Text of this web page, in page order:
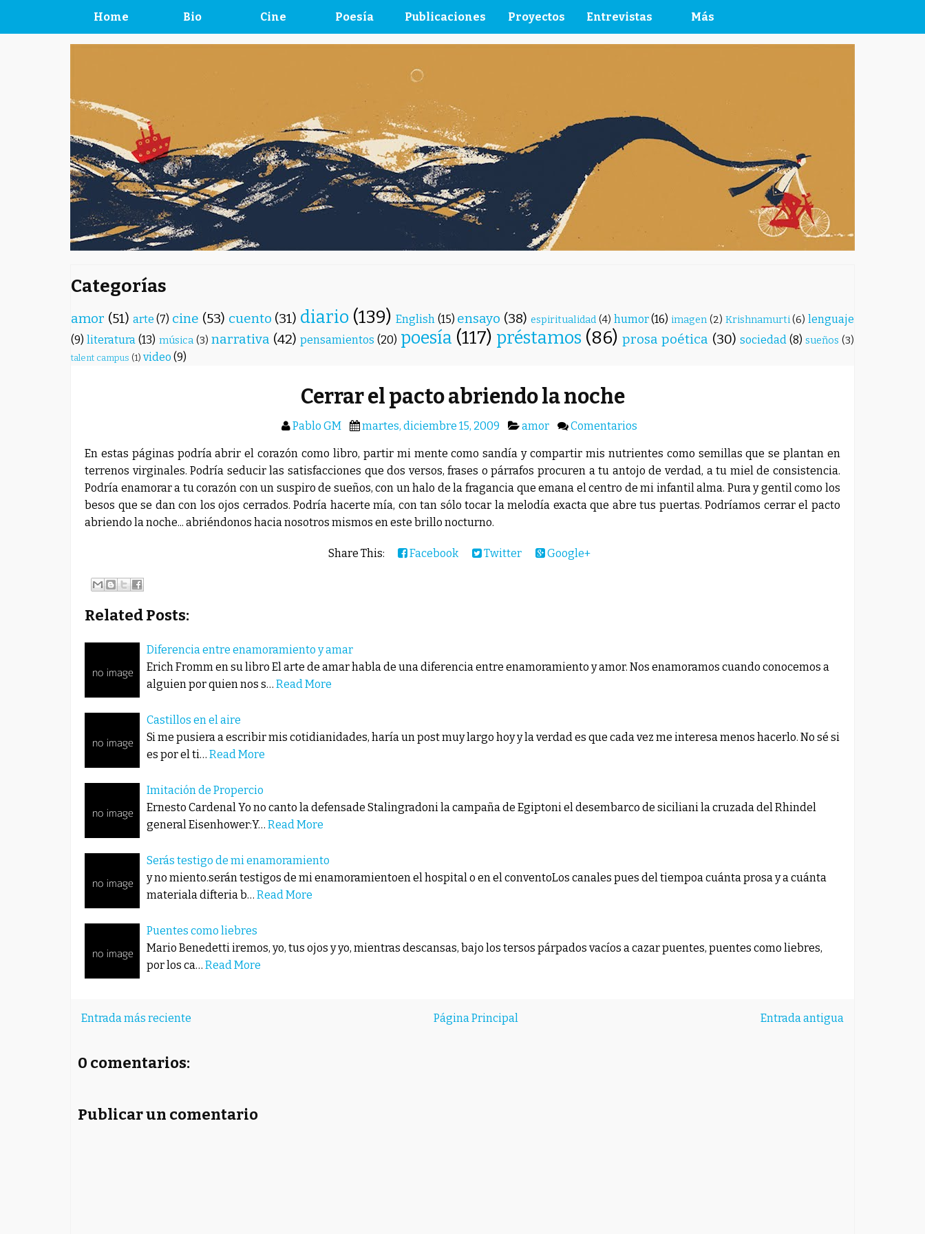
Home Bio Cine Poesía Publicaciones Proyectos Entrevistas Más
Categorías
amor (51) arte (7) cine (53) cuento (31) diario (139) English (15) ensayo (38) espiritualidad (4) humor(16) imagen (2) Krishnamurti (6) lenguaje
(9) literatura (13) música (3) narrativa (42) pensamientos (20) poesía (117) préstamos (86) prosa poética (30) sociedad (8) sueños (3)
talent campus (1) video (9)
Cerrar el pacto abriendo la noche
Pablo GM martes, diciembre 15, 2009 amor Comentarios
En estas páginas podría abrir el corazón como libro, partir mi mente como sandía y compartir mis nutrientes como semillas que se plantan en
terrenos virginales. Podría seducir las satisfacciones que dos versos, frases o párrafos procuren a tu antojo de verdad, a tu miel de consistencia.
Podría enamorar a tu corazón con un suspiro de sueños, con un halo de la fragancia que emana el centro de mi infantil alma. Pura y gentil como los
besos que se dan con los ojos cerrados. Podría hacerte mía, con tan sólo tocar la melodía exacta que abre tus puertas. Podríamos cerrar el pacto
abriendo la noche... abriéndonos hacia nosotros mismos en este brillo nocturno.
Share This: Facebook Twitter Google+
Related Posts:
Diferencia entre enamoramiento y amar
Erich Fromm en su libro El arte de amar habla de una diferencia entre enamoramiento y amor. Nos enamoramos cuando conocemos a
alguien por quien nos s… Read More
Castillos en el aire
Si me pusiera a escribir mis cotidianidades, haría un post muy largo hoy y la verdad es que cada vez me interesa menos hacerlo. No sé si
es por el ti… Read More
Imitación de Propercio
Ernesto Cardenal Yo no canto la defensade Stalingradoni la campaña de Egiptoni el desembarco de siciliani la cruzada del Rhindel
general Eisenhower:Y… Read More
Serás testigo de mi enamoramiento
y no miento.serán testigos de mi enamoramientoen el hospital o en el conventoLos canales pues del tiempoa cuánta prosa y a cuánta
materiala difteria b… Read More
Puentes como liebres
Mario Benedetti iremos, yo, tus ojos y yo, mientras descansas, bajo los tersos párpados vacíos a cazar puentes, puentes como liebres,
por los ca… Read More
Entrada más reciente Entrada antigua
Página Principal
0 comentarios:
Publicar un comentario